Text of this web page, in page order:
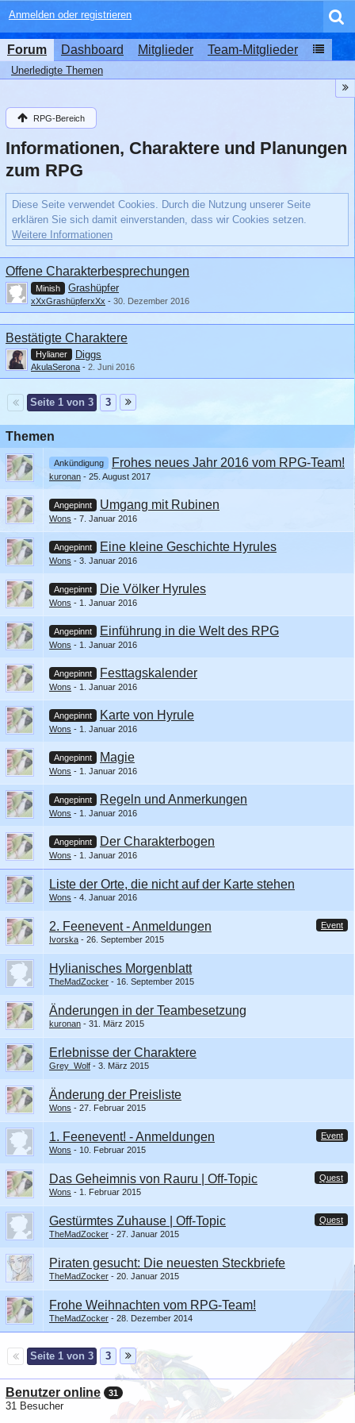
Anmelden oder registrieren
Forum Dashboard Mitglieder Team-Mitglieder
Unerledigte Themen
RPG-Bereich
Informationen, Charaktere und Planungen
zum RPG
Diese Seite verwendet Cookies. Durch die Nutzung unserer Seite
erklären Sie sich damit einverstanden, dass wir Cookies setzen.
Weitere Informationen
Offene Charakterbesprechungen
Minish Grashüpfer
xXxGrashüpferxXx - 30. Dezember 2016
Bestätigte Charaktere
Hylianer Diggs
AkulaSerona - 2. Juni 2016
Seite 1 von 3 3
Themen
Ankündigung Frohes neues Jahr 2016 vom RPG-Team!
kuronan 25. August 2017
Angepinnt Umgang mit Rubinen
Wons 7. Januar 2016
Angepinnt Eine kleine Geschichte Hyrules
Wons 3. Januar 2016
Angepinnt Die Völker Hyrules
Wons 1. Januar 2016
Angepinnt Einführung in die Welt des RPG
Wons 1. Januar 2016
Angepinnt Festtagskalender
Wons 1. Januar 2016
Angepinnt Karte von Hyrule
Wons 1. Januar 2016
Angepinnt Magie
Wons 1. Januar 2016
Angepinnt Regeln und Anmerkungen
Wons 1. Januar 2016
Angepinnt Der Charakterbogen
Wons 1. Januar 2016
Liste der Orte, die nicht auf der Karte stehen
Wons 4. Januar 2016
Event
2. Feenevent - Anmeldungen
Ivorska 26. September 2015
Hylianisches Morgenblatt
TheMadZocker 16. September 2015
Änderungen in der Teambesetzung
kuronan 31. März 2015
Erlebnisse der Charaktere
Grey_Wolf 3. März 2015
Änderung der Preisliste
Wons 27. Februar 2015
Event
1. Feenevent! - Anmeldungen
Wons 10. Februar 2015
Quest
Das Geheimnis von Rauru | Off-Topic
Wons 1. Februar 2015
Quest
Gestürmtes Zuhause | Off-Topic
TheMadZocker 27. Januar 2015
Piraten gesucht: Die neuesten Steckbriefe
TheMadZocker 20. Januar 2015
Frohe Weihnachten vom RPG-Team!
TheMadZocker 28. Dezember 2014
Seite 1 von 3 3
Benutzer online 31
31 Besucher